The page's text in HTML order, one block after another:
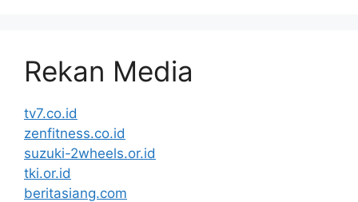
Rekan Media
tv7.co.id
zenfitness.co.id
suzuki-2wheels.or.id
tki.or.id
beritasiang.com